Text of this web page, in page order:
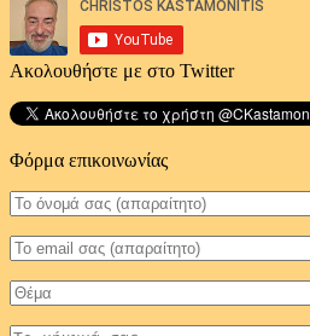
Ακολουθήστε με στο Twitter
Φόρμα επικοινωνίας